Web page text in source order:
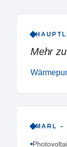
Mehr zu
MARL –